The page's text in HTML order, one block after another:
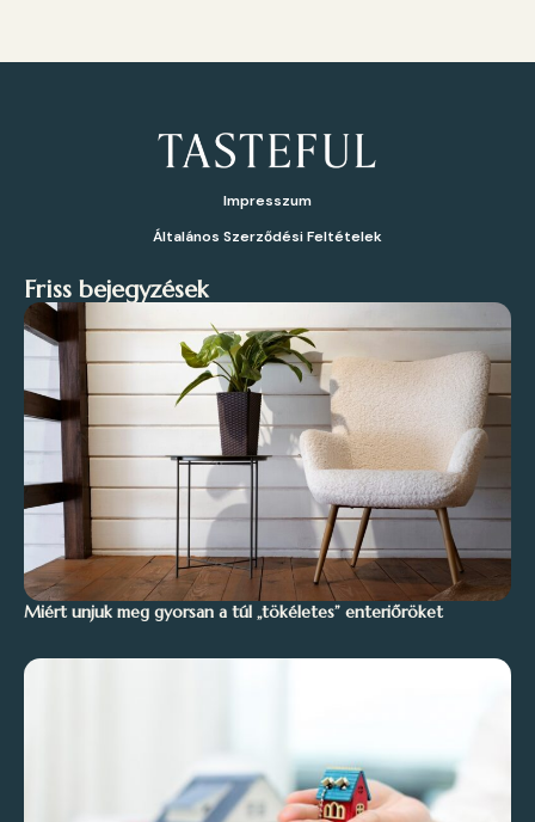
Impresszum
Általános Szerződési Feltételek
Friss bejegyzések
Miért unjuk meg gyorsan a túl „tökéletes” enteriőröket